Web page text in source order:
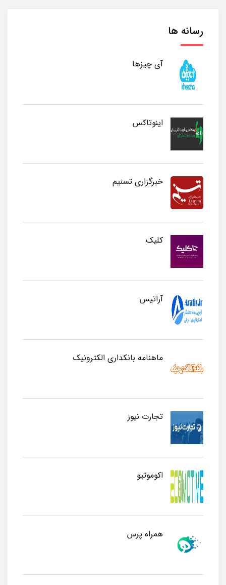
رسانه ها
آی چیزها
اینوتاکس
خبرگزاری تسنیم
کلیک
آراتیس
ماهنامه بانکداری الکترونیک
تجارت نیوز
اکوموتیو
همراه پرس